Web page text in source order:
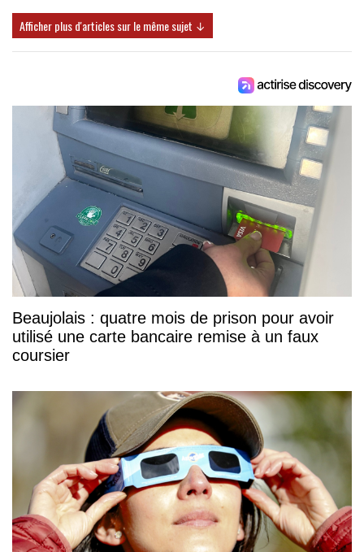
Afficher plus d'articles sur le même sujet ↓
Beaujolais : quatre mois de prison pour avoir
utilisé une carte bancaire remise à un faux
coursier